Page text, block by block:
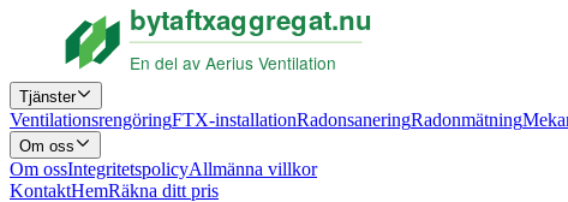
Tjänster
VentilationsrengöringFTX-installationRadonsaneringRadonmätning
Om oss
Om ossIntegritetspolicyAllmänna villkor
KontaktHemRäkna ditt pris